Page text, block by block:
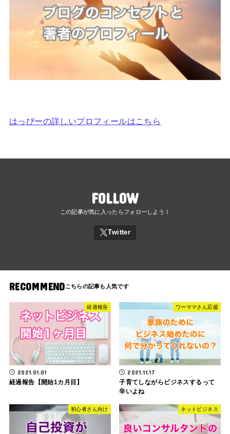
はっぴーの詳しいプロフィールはこちら
FOLLOW
RECOMMEND
経過報告
2021.01.01
経過報告【開始1カ月目】
ワーママさん応援
2021.11.17
子育てしながらビジネスするって
辛いよね
初心者さん向け ネットビジネス